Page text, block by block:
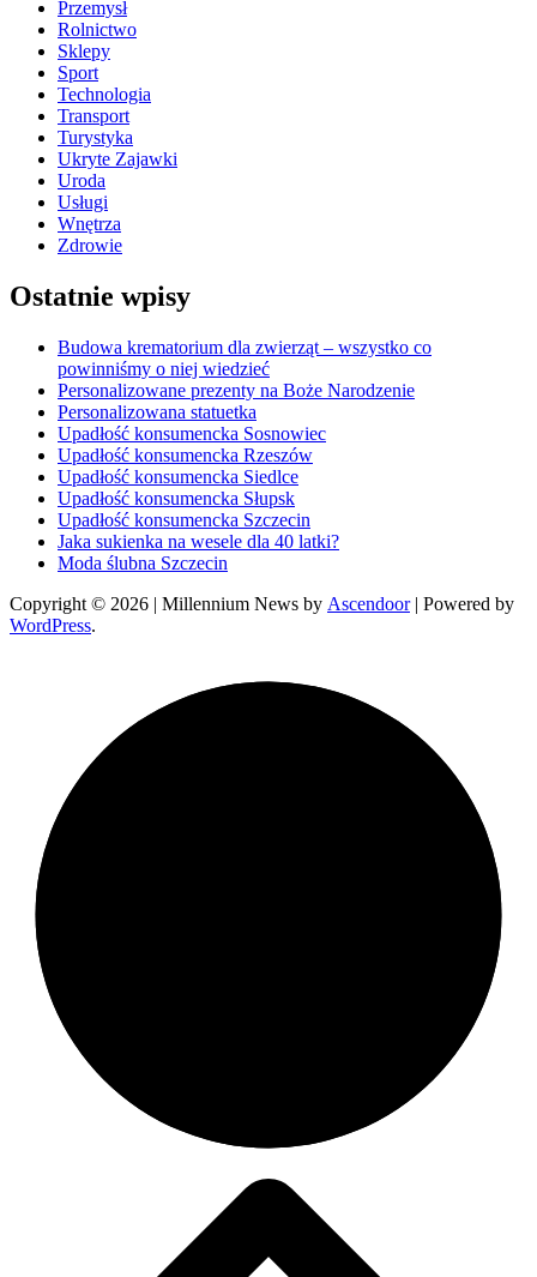
Przemysł
Rolnictwo
Sklepy
Sport
Technologia
Transport
Turystyka
Ukryte Zajawki
Uroda
Usługi
Wnętrza
Zdrowie
Ostatnie wpisy
Budowa krematorium dla zwierząt – wszystko co
powinniśmy o niej wiedzieć
Personalizowane prezenty na Boże Narodzenie
Personalizowana statuetka
Upadłość konsumencka Sosnowiec
Upadłość konsumencka Rzeszów
Upadłość konsumencka Siedlce
Upadłość konsumencka Słupsk
Upadłość konsumencka Szczecin
Jaka sukienka na wesele dla 40 latki?
Moda ślubna Szczecin
Copyright © 2026 | Millennium News by Ascendoor| Powered by
WordPress.